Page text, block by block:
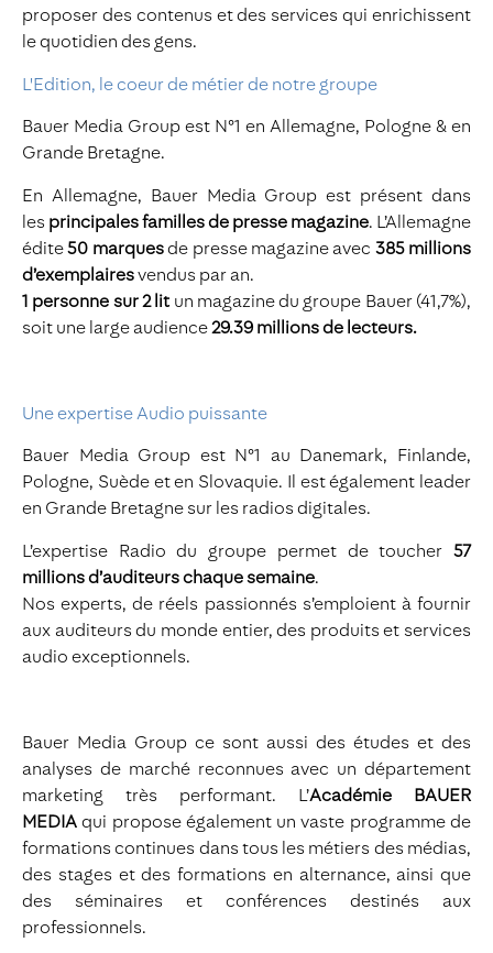
proposer des contenus et des services qui enrichissent
le quotidien des gens.
L'Edition, le coeur de métier de notre groupe
Bauer Media Group est N°1 en Allemagne, Pologne & en
Grande Bretagne.
En Allemagne, Bauer Media Group est présent dans
les principales familles de presse magazine. L’Allemagne
édite50 marquesde presse magazine avec 385 millions
d’exemplairesvendus par an.
1 personne sur 2 lit un magazine du groupe Bauer (41,7%),
soit une large audience29.39 millions de lecteurs.
Une expertise Audio puissante
Bauer Media Group est N°1 au Danemark, Finlande,
Pologne, Suède et en Slovaquie. Il est également leader
en Grande Bretagne sur les radios digitales.
L’expertise Radio du groupe permet de toucher 57
millions d’auditeurs chaque semaine.
Nos experts, de réels passionnés s’emploient à fournir
aux auditeurs du monde entier, des produits et services
audio exceptionnels.
Bauer Media Group ce sont aussi des études et des
analyses de marché reconnues avec un département
marketing très performant. L’Académie BAUER
MEDIA qui propose également un vaste programme de
formations continues dans tous les métiers des médias,
des stages et des formations en alternance, ainsi que
des séminaires et conférences destinés aux
professionnels.